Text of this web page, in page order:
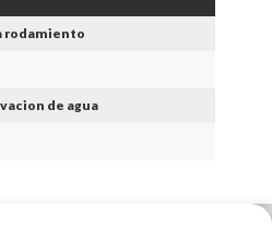
rodamiento
de agua